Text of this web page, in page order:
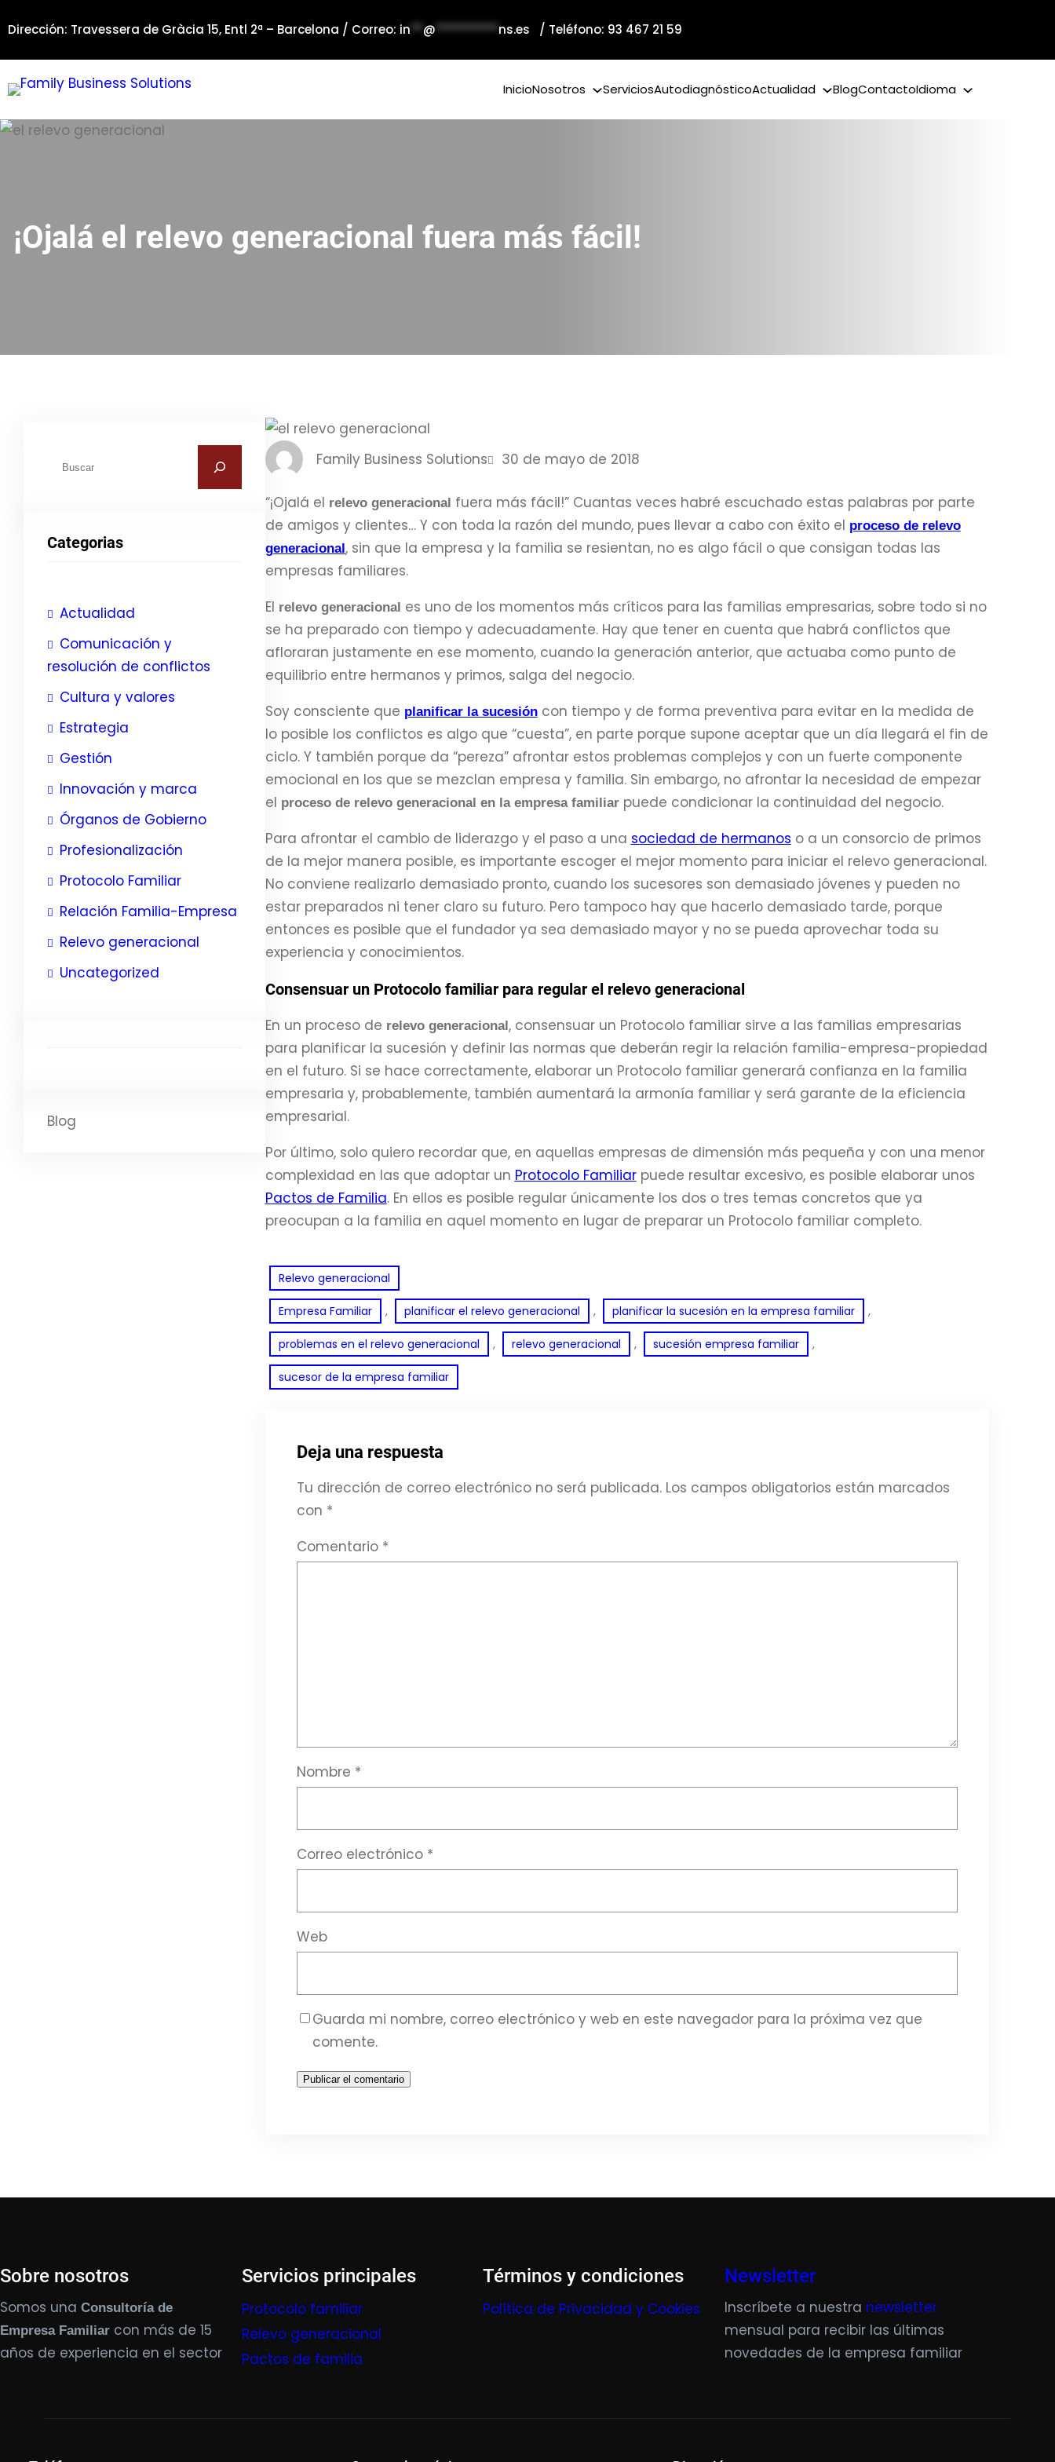
al
contenido
Dirección: Travessera de Gràcia 15, Entl 2ª – Barcelona / Correo: in**@**********ns.es / Teléfono: 93 467 21 59
InicioNosotros ServiciosAutodiagnósticoActualidad BlogContactoIdioma
¡Ojalá el relevo generacional fuera más fácil!
a
Categorias
Actualidad
Comunicación y
resolución de conflictos
Cultura y valores
Estrategia
Gestión
Innovación y marca
Órganos de Gobierno
Profesionalización
Protocolo Familiar
Relación Familia-Empresa
Relevo generacional
Uncategorized
Blog
Family Business Solutions 30 de mayo de 2018
“¡Ojalá el relevo generacional fuera más fácil!” Cuantas veces habré escuchado estas palabras por parte
de amigos y clientes… Y con toda la razón del mundo, pues llevar a cabo con éxito el proceso de relevo
generacional, sin que la empresa y la familia se resientan, no es algo fácil o que consigan todas las
empresas familiares.
El relevo generacional es uno de los momentos más críticos para las familias empresarias, sobre todo si no
se ha preparado con tiempo y adecuadamente. Hay que tener en cuenta que habrá conflictos que
afloraran justamente en ese momento, cuando la generación anterior, que actuaba como punto de
equilibrio entre hermanos y primos, salga del negocio.
Soy consciente que planificar la sucesióncon tiempo y de forma preventiva para evitar en la medida de
lo posible los conflictos es algo que “cuesta”, en parte porque supone aceptar que un día llegará el fin de
ciclo. Y también porque da “pereza” afrontar estos problemas complejos y con un fuerte componente
emocional en los que se mezclan empresa y familia. Sin embargo, no afrontar la necesidad de empezar
el proceso de relevo generacional en la empresa familiarpuede condicionar la continuidad del negocio.
Para afrontar el cambio de liderazgo y el paso a una sociedad de hermanos o a un consorcio de primos
de la mejor manera posible, es importante escoger el mejor momento para iniciar el relevo generacional.
No conviene realizarlo demasiado pronto, cuando los sucesores son demasiado jóvenes y pueden no
estar preparados ni tener claro su futuro. Pero tampoco hay que hacerlo demasiado tarde, porque
entonces es posible que el fundador ya sea demasiado mayor y no se pueda aprovechar toda su
experiencia y conocimientos.
Consensuar un Protocolo familiar para regular el relevo generacional
En un proceso de relevo generacional, consensuar un Protocolo familiar sirve a las familias empresarias
para planificar la sucesión y definir las normas que deberán regir la relación familia-empresa-propiedad
en el futuro. Si se hace correctamente, elaborar un Protocolo familiar generará confianza en la familia
empresaria y, probablemente, también aumentará la armonía familiar y será garante de la eficiencia
empresarial.
Por último, solo quiero recordar que, en aquellas empresas de dimensión más pequeña y con una menor
complexidad en las que adoptar un Protocolo Familiarpuede resultar excesivo, es posible elaborar unos
Pactos de Familia. En ellos es posible regular únicamente los dos o tres temas concretos que ya
preocupan a la familia en aquel momento en lugar de preparar un Protocolo familiar completo.
Relevo generacional
Empresa Familiar , planificar el relevo generacional , planificar la sucesión en la empresa familiar ,
problemas en el relevo generacional , relevo generacional , sucesión empresa familiar ,
sucesor de la empresa familiar
Deja una respuesta
Tu dirección de correo electrónico no será publicada. Los campos obligatorios están marcados
con *
Comentario *
Nombre *
Correo electrónico *
Web
Guarda mi nombre, correo electrónico y web en este navegador para la próxima vez que
comente.
Sobre nosotros
Somos una Consultoría de
Empresa Familiar con más de 15
años de experiencia en el sector
Servicios principales
Protocolo familiar
Relevo generacional
Pactos de familia
Términos y condiciones
Política de Privacidad y Cookies
Newsletter
Inscríbete a nuestra newsletter
mensual para recibir las últimas
novedades de la empresa familiar